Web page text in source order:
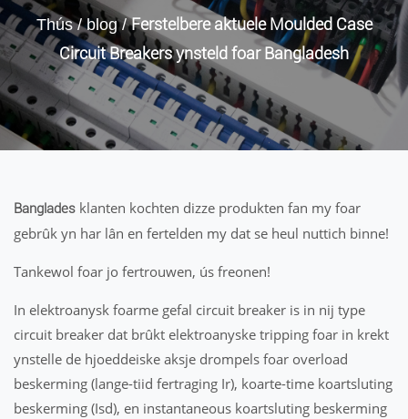
Thús/blog/Ferstelbere aktuele Moulded Case
Circuit Breakers ynsteld foar Bangladesh
Banglades klanten kochten dizze produkten fan my foar
gebrûk yn har lân en fertelden my dat se heul nuttich binne!
Tankewol foar jo fertrouwen, ús freonen!
In elektroanysk foarme gefal circuit breaker is in nij type
circuit breaker dat brûkt elektroanyske tripping foar in krekt
ynstelle de hjoeddeiske aksje drompels foar overload
beskerming (lange-tiid fertraging Ir), koarte-time koartsluting
beskerming (Isd), en instantaneous koartsluting beskerming